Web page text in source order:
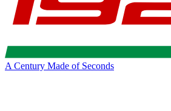
A Century Made of Seconds